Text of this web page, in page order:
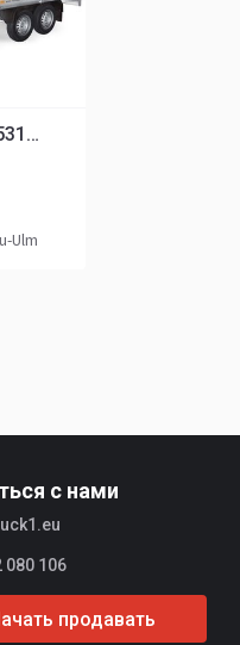
Humbaur HT 253118 Hochlader 2,5 to. 3100 x 1850 x 350 mm
Ulm
с нами
080 106
продавать